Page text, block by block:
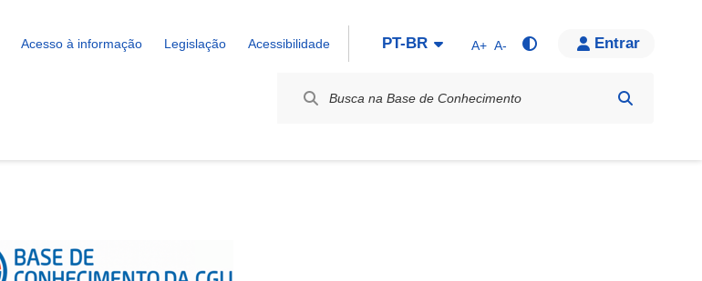
Acesso à informação Legislação Acessibilidade PT-BR A+ A- Entrar